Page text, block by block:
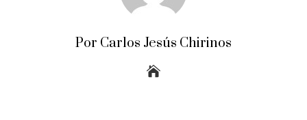
Por Carlos Jesús Chirinos